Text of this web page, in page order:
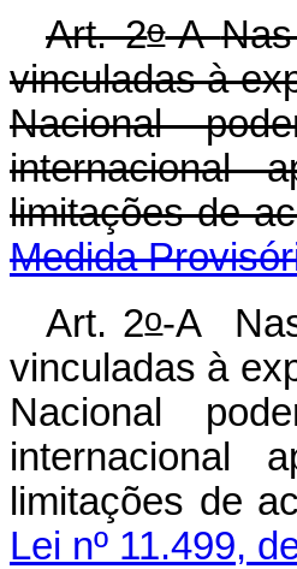
Art. 2o-A
vinculadas à
Nacional
internacional
limitações de
Medida
Art. 2o-A
vinculadas à
Nacional
internacional
limitações de
Lei nº 11.499,